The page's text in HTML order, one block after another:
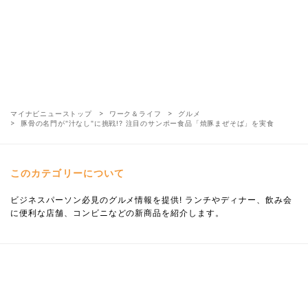
マイナビニューストップ ワーク＆ライフ
グルメ
豚骨の名門が"汁なし"に挑戦!? 注目のサンポー食品「焼豚まぜそば」を実食
このカテゴリーについて
ビジネスパーソン必見のグルメ情報を提供! ランチやディナー、飲み会
に便利な店舗、コンビニなどの新商品を紹介します。